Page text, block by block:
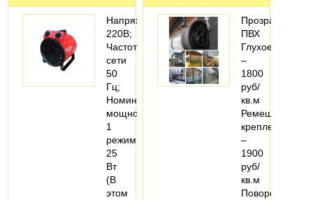
Напряжение
220В;
Частота
сети
50
Гц;
Номинальная
мощность:
1
режим
25
Вт
(В
этом
Прозрачный
ПВХ
Глухое
–
1800
руб/
кв.м
Ремешковое
крепление
–
1900
руб/
кв.м
Поворотная